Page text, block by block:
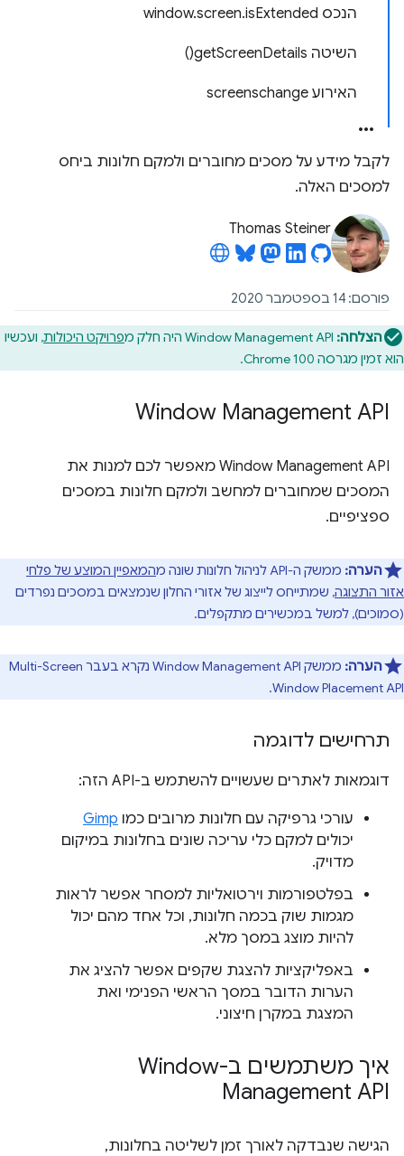
הנכס window.screen.isExtended
השיטה getScreenDetails()
האירוע screenschange
לקבל מידע על מסכים מחוברים ולמקם חלונות ביחס
למסכים האלה.
Thomas Steiner
פורסם: 14 בספטמבר 2020
הצלחה: פרויקט היכולות, ועכשיו
הוא זמין מגרסה Chrome 100.
Window Management API
‫Window Management API מאפשר לכם למנות את
המסכים שמחוברים למחשב ולמקם חלונות במסכים
ספציפיים.
הערה: ממשק ה-API לניהול חלונות שונה מ
המאפיין המוצע של פלחי
אזור התצוגה, שמתייחס לייצוג של אזורי החלון שנמצאים במסכים נפרדים
(סמוכים), למשל במכשירים מתקפלים.
הערה:
ממשק Window Management API נקרא בעבר Multi-Screen
Window Placement API.
תרחישים לדוגמה
דוגמאות לאתרים שעשויים להשתמש ב-API הזה:
עורכי גרפיקה עם חלונות מרובים כמו Gimp
יכולים למקם כלי עריכה שונים בחלונות במיקום
מדויק.
בפלטפורמות וירטואליות למסחר אפשר לראות
מגמות שוק בכמה חלונות, וכל אחד מהם יכול
להיות מוצג במסך מלא.
באפליקציות להצגת שקפים אפשר להציג את
הערות הדובר במסך הראשי הפנימי ואת
המצגת במקרן חיצוני.
איך משתמשים ב-Window
Management API
הגישה שנבדקה לאורך זמן לשליטה בחלונות,